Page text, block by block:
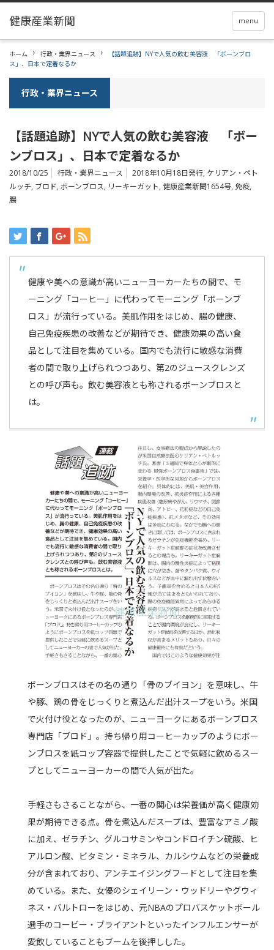
menu
ホーム 行政・業界ニュース
【話題追跡】NYで人気の飲む美容液 「ボーンブロ
ス」、日本で定着なるか
行政・業界ニュース
【話題追跡】NYで人気の飲む美容液 「ボー
ンブロス」、日本で定着なるか
2018/10/25 行政・業界ニュース 2018年10月18日発行, ケリアン・ペト
ルッチ, ブロド, ボーンブロス, リーキーガット, 健康産業新聞1654号, 免疫,
腸
健康や美への意識が高いニューヨーカーたちの間で、モ
ーニング「コーヒー」に代わってモーニング「ボーンブ
ロス」が流行っている。美肌作用をはじめ、腸の健康、
自己免疫疾患の改善などが期待でき、健康効果の高い食
品として注目を集めている。国内でも流行に敏感な消費
者の間で取り上げられつつあり、第2のジュースクレンズ
との呼び声も。飲む美容液とも称されるボーンブロスと
は。
ボーンブロスはその名の通り「骨のブイヨン」を意味し、牛
や豚、鶏の骨をじっくりと煮込んだ出汁スープをいう。米国
で火付け役となったのが、ニューヨークにあるボーンブロス
専門店「ブロド」。持ち帰り用コーヒーカップのようにボー
ンブロスを紙コップ容器で提供したことで気軽に飲めるスー
プとしてニューヨーカーの間で人気が出た。
手軽さもさることながら、一番の関心は栄養価が高く健康効
果が期待できる点。骨を煮込んだスープは、豊富なアミノ酸
に加え、ゼラチン、グルコサミンやコンドロイチン硫酸、ヒ
アルロン酸、ビタミン・ミネラル、カルシウムなどの栄養成
分が含まれており、アンチエイジングフードとして注目を集
めている。また、女優のシェイリーン・ウッドリーやグウィ
ネス・バルトローをはじめ、元NBAのプロバスケットボール
選手のコービー・ブライアントといったインフルエンサーが
愛飲していることもブームを後押しした。